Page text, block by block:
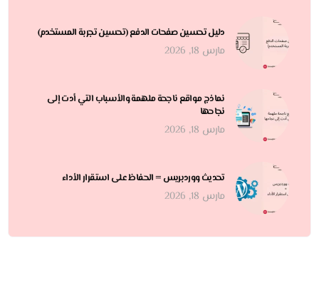
دليل تحسين صفحات الدفع (تحسين تجربة المستخدم)
مارس 18, 2026
نماذج مواقع ناجحة ملهمة والأسباب التي أدت إلى
نجاحها
مارس 18, 2026
تحديث ووردبريس = الحفاظ على استقرار الأداء
مارس 18, 2026